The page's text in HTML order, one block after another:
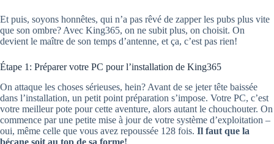
Et puis, soyons honnêtes, qui n’a pas rêvé de zapper les pubs plus vite
que son ombre? Avec King365, on ne subit plus, on choisit. On
devient le maître de son temps d’antenne, et ça, c’est pas rien!
Étape 1: Préparer votre PC pour l’installation de King365
On attaque les choses sérieuses, hein? Avant de se jeter tête baissée
dans l’installation, un petit point préparation s’impose. Votre PC, c’est
votre meilleur pote pour cette aventure, alors autant le chouchouter. On
commence par une petite mise à jour de votre système d’exploitation –
oui, même celle que vous avez repoussée 128 fois. Il faut que la